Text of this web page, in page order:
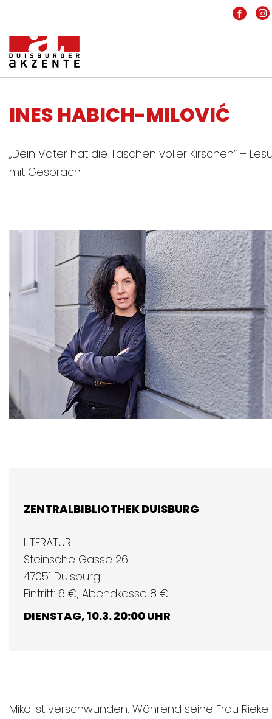
IMPRESSUM
INES HABICH-MILOVIĆ
„Dein Vater hat die Taschen voller Kirschen“ –
mit Gespräch
ZENTRALBIBLIOTHEK DUISBURG
LITERATUR
Steinsche Gasse 26
47051 Duisburg
Eintritt: 6 €, Abendkasse 8 €
DIENSTAG, 10.3. 20:00 UHR
Miko ist verschwunden. Während seine Frau